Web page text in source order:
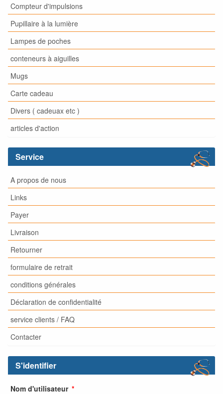
Compteur d'impulsions
Pupillaire à la lumière
Lampes de poches
conteneurs à aiguilles
Mugs
Carte cadeau
Divers ( cadeuax etc )
articles d'action
Service
A propos de nous
Links
Payer
Livraison
Retourner
formulaire de retrait
conditions générales
Déclaration de confidentialité
service clients / FAQ
Contacter
S'identifier
Nom d'utilisateur